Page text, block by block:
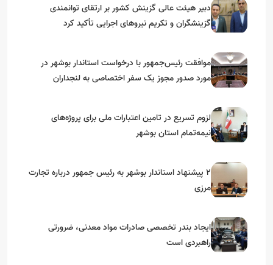
دبیر هیئت عالی گزینش کشور بر ارتقای توانمندی
گزینشگران و تکریم نیروهای اجرایی تأکید کرد
موافقت رئیس‌جمهور با درخواست استاندار بوشهر در
مورد صدور مجوز یک سفر اختصاصی به لنجداران
لزوم تسریع در تامین اعتبارات ملی برای پروژه‌های
نیمه‌تمام استان بوشهر
۲ پیشنهاد استاندار بوشهر به رئیس جمهور درباره تجارت
مرزی
ایجاد بندر تخصصی صادرات مواد معدنی، ضرورتی
راهبردی است